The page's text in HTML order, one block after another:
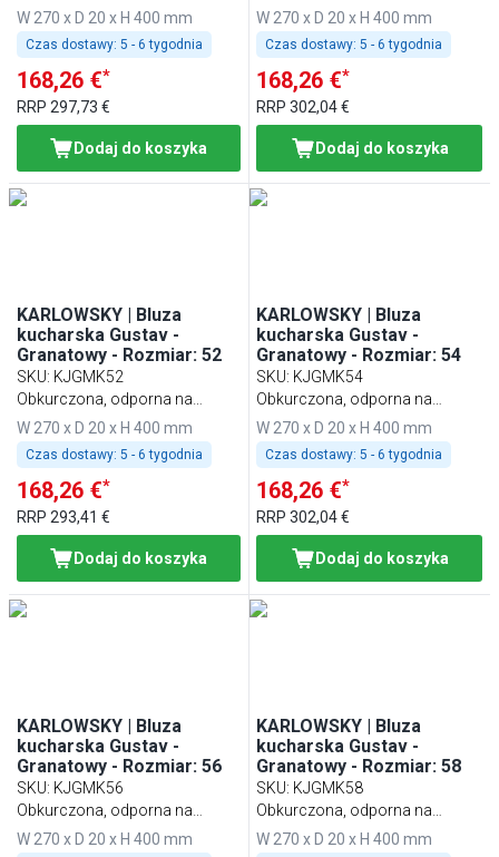
pranie, łatwa w pielęgnacji
W 270 x D 20 x H 400 mm
Czas dostawy: 5 - 6 tygodnia
168,26 €*
RRP 297,73 €
Dodaj do koszyka
pranie, łatwa w pielęgnacji
W 270 x D 20 x H 400 mm
Czas dostawy: 5 - 6 tygodnia
168,26 €*
RRP302,04 €
Dodaj do koszyka
KARLOWSKY | Bluza
kucharska Gustav -
Granatowy - Rozmiar: 52
SKU: KJGMK52
Obkurczona, odporna na
pranie, łatwa w pielęgnacji
W 270 x D 20 x H 400 mm
Czas dostawy: 5 - 6 tygodnia
168,26 €*
RRP 293,41 €
Dodaj do koszyka
KARLOWSKY | Bluza
kucharska Gustav -
Granatowy - Rozmiar: 54
SKU: KJGMK54
Obkurczona, odporna na
pranie, łatwa w pielęgnacji
W 270 x D 20 x H 400 mm
Czas dostawy: 5 - 6 tygodnia
168,26 €*
RRP302,04 €
Dodaj do koszyka
KARLOWSKY | Bluza
kucharska Gustav -
Granatowy - Rozmiar: 56
SKU: KJGMK56
Obkurczona, odporna na
pranie, łatwa w pielęgnacji
W 270 x D 20 x H 400 mm
KARLOWSKY | Bluza
kucharska Gustav -
Granatowy - Rozmiar: 58
SKU: KJGMK58
Obkurczona, odporna na
pranie, łatwa w pielęgnacji
W 270 x D 20 x H 400 mm